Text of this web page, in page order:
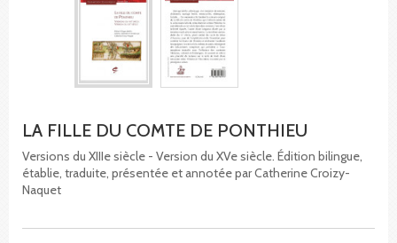
LA FILLE DU COMTE DE PONTHIEU
Versions du XIIIe siècle - Version du XVe siècle. Édition bilingue,
établie, traduite, présentée et annotée par Catherine Croizy-
Naquet